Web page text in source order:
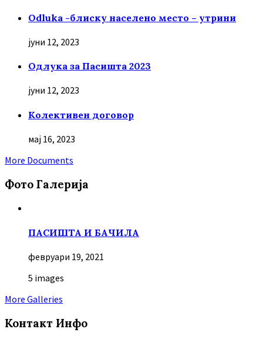
Odluka -блиску населено место – утрини
јуни 12, 2023
Oдлука за Пасишта 2023
јуни 12, 2023
Колективен договор
мај 16, 2023
More Documents
Фото Галерија
ПАСИШТА И БАЧИЛА
февруари 19, 2021
5 images
More Galleries
Контакт Инфо